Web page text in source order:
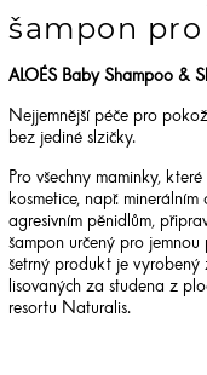
šampon
ALOÉS Baby Shampoo &
Nejjemnější péče pro
bez jediné slzičky.
Pro všechny maminky,
kosmetice, např.
agresivním pěnidlům,
šampon určený pro
šetrný produkt je vyrobený
lisovaných za studena z
resortu Naturalis.